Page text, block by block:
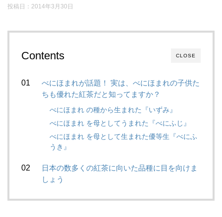
投稿日：2014年3月30日
CLOSE
Contents
べにほまれが話題！ 実は、べにほまれの子供た
ちも優れた紅茶だと知ってますか？
べにほまれ の種から生まれた『いずみ』
べにほまれ を母としてうまれた『べにふじ』
べにほまれ を母として生まれた優等生『べにふ
うき』
日本の数多くの紅茶に向いた品種に目を向けま
しょう